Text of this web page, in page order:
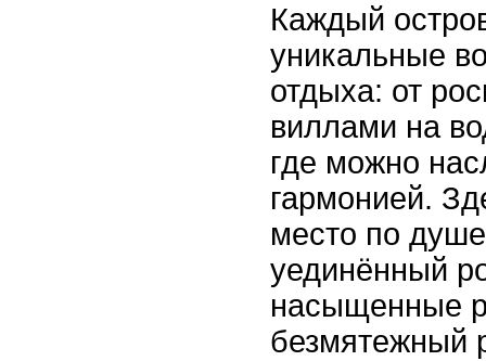
Каждый
уникальные
отдыха: от
виллами на
где можно
гармонией.
место по
уединённый
насыщенные
безмятежный